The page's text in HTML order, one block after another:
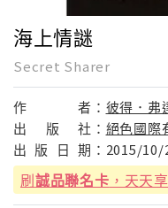
海上情謎
Secret Sharer
作 者： 彼得．弗
出
版 社： 絕色國際
出 版 日 期： 2015/10/
刷誠品聯名卡 ，天天